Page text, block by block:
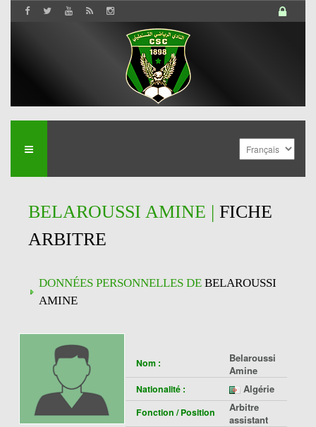
BELAROUSSI AMINE | FICHE
ARBITRE
DONNÉES PERSONNELLES DE BELAROUSSI
AMINE
Nom :
Belaroussi
Amine
Nationalité : Algérie
Fonction / Position
Arbitre
assistant